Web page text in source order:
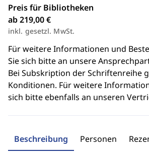
Preis für Bibliotheken
ab 219,00 €
inkl. gesetzl. MwSt.
Für weitere Informationen und
Sie sich bitte an unsere
Bei Subskription der Schriftenreihe
Konditionen. Für weitere
sich bitte ebenfalls an unseren
Beschreibung Personen